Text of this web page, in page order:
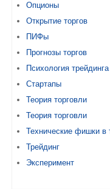
Опционы
Открытие торгов
ПИФы
Прогнозы торгов
Психология трейдинга
Стартапы
Теория торговли
Теория торговли
Технические фишки в
Трейдинг
Эксперимент